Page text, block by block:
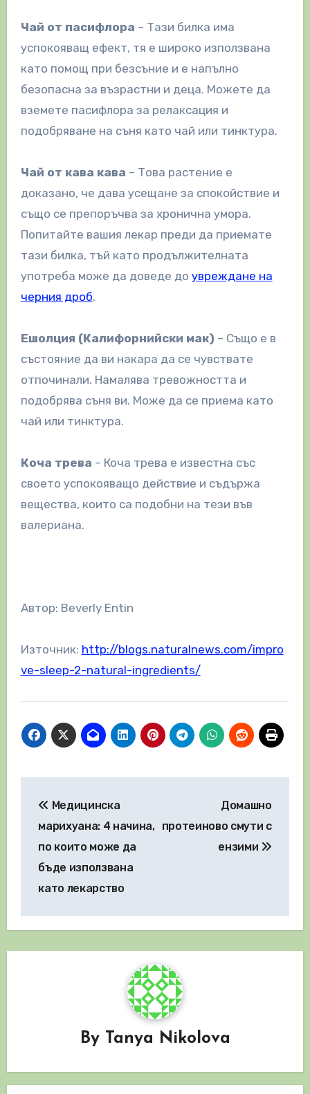
Чай от пасифлора – Тази билка има
успокояващ ефект, тя е широко използвана
като помощ при безсъние и е напълно
безопасна за възрастни и деца. Можете да
вземете пасифлора за релаксация и
подобряване на съня като чай или тинктура.
Чай от кава кава – Това растение е
доказано, че дава усещане за спокойствие и
също се препоръчва за хронична умора.
Попитайте вашия лекар преди да приемате
тази билка, тъй като продължителната
употреба може да доведе до увреждане на
черния дроб.
Ешолция (Калифорнийски мак) – Също е в
състояние да ви накара да се чувствате
отпочинали. Намалява тревожността и
подобрява съня ви. Може да се приема като
чай или тинктура.
Коча трева – Коча трева е известна със
своето успокояващо действие и съдържа
вещества, които са подобни на тези във
валериана.
Автор: Beverly Entin
Източник: http://blogs.naturalnews.com/impro
ve-sleep-2-natural-ingredients/
Медицинска
марихуана: 4 начина,
по които може да
бъде използвана
като лекарство
Домашно
протеиново смути с
ензими
By Tanya Nikolova